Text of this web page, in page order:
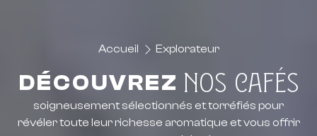
Accueil Explorateur
DÉCOUVREZ NOS CAFÉS
soigneusement sélectionnés et torréfiés pour
révéler toute leur richesse aromatique et vous offrir